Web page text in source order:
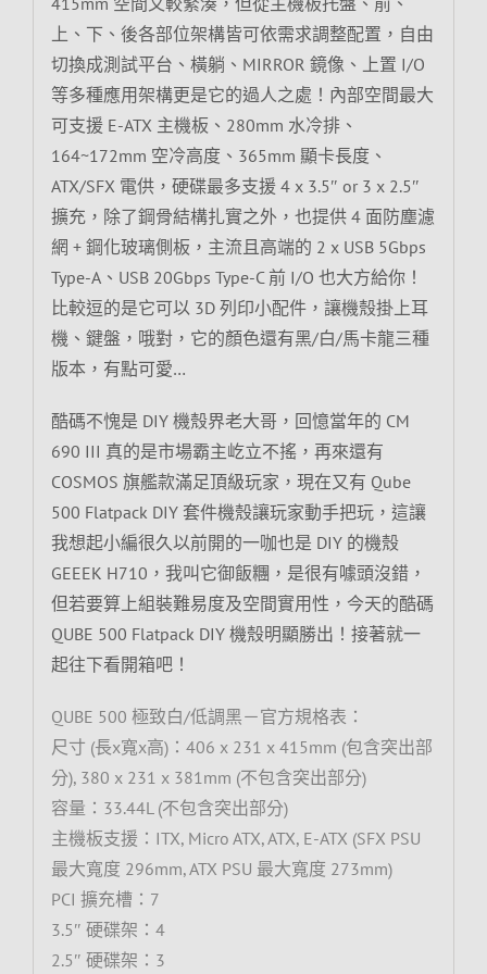
上、下、後各部位架構皆可依需求調整配置，自由
切換成測試平台、橫躺、MIRROR 鏡像、上置 I/O
等多種應用架構更是它的過人之處！內部空間最大
可支援 E-ATX 主機板、280mm 水冷排、
164~172mm 空冷高度、365mm 顯卡長度、
ATX/SFX 電供，硬碟最多支援 4 x 3.5″ or 3 x 2.5″
擴充，除了鋼骨結構扎實之外，也提供 4 面防塵濾
網 + 鋼化玻璃側板，主流且高端的 2 x USB 5Gbps
Type-A、USB 20Gbps Type-C 前 I/O 也大方給你！
比較逗的是它可以 3D 列印小配件，讓機殼掛上耳
機、鍵盤，哦對，它的顏色還有黑/白/馬卡龍三種
版本，有點可愛…
酷碼不愧是 DIY 機殼界老大哥，回憶當年的 CM
690 III 真的是市場霸主屹立不搖，再來還有
COSMOS 旗艦款滿足頂級玩家，現在又有 Qube
500 Flatpack DIY 套件機殼讓玩家動手把玩，這讓
我想起小編很久以前開的一咖也是 DIY 的機殼
GEEEK H710，我叫它御飯糰，是很有噱頭沒錯，
但若要算上組裝難易度及空間實用性，今天的酷碼
QUBE 500 Flatpack DIY 機殼明顯勝出！接著就一
起往下看開箱吧！
QUBE 500 極致白/低調黑－官方規格表：
尺寸 (長x寬x高)：406 x 231 x 415mm (包含突出部
分), 380 x 231 x 381mm (不包含突出部分)
容量：33.44L (不包含突出部分)
主機板支援：ITX, Micro ATX, ATX, E-ATX (SFX PSU
最大寬度 296mm, ATX PSU 最大寬度 273mm)
PCI 擴充槽：7
3.5″ 硬碟架：4
2.5″ 硬碟架：3